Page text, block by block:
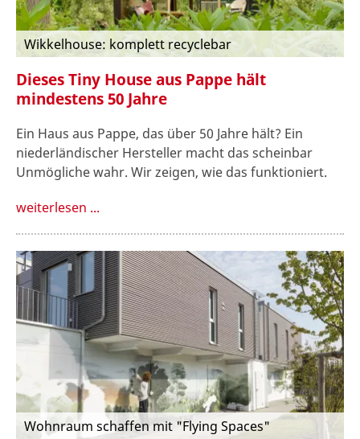
Wikkelhouse: komplett recyclebar
Dieses Tiny House aus Pappe hält
mindestens 50 Jahre
Ein Haus aus Pappe, das über 50 Jahre hält? Ein
niederländischer Hersteller macht das scheinbar
Unmögliche wahr. Wir zeigen, wie das funktioniert.
weiterlesen ...
Wohnraum schaffen mit "Flying Spaces"